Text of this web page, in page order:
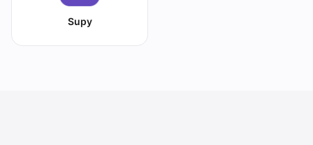
Supy